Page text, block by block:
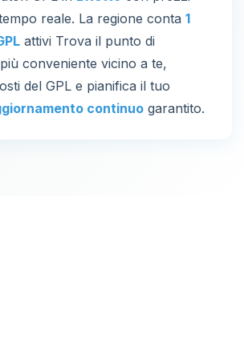
reale. La regione conta 1
attivi Trova il punto di
conveniente vicino a te,
del GPL e pianifica il tuo
continuo garantito.